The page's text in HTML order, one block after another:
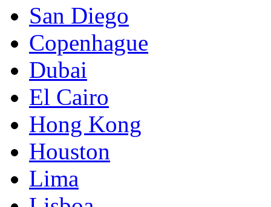
San Diego
Copenhague
Dubai
El Cairo
Hong Kong
Houston
Lima